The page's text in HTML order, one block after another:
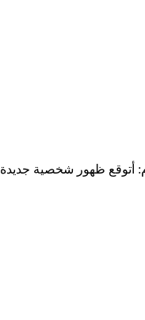
أتوقع ظهور شخصية جديدة